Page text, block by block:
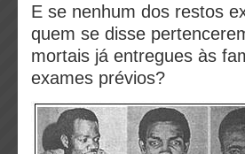
E se nenhum dos restos
quem se disse
mortais já entregues às
exames prévios?